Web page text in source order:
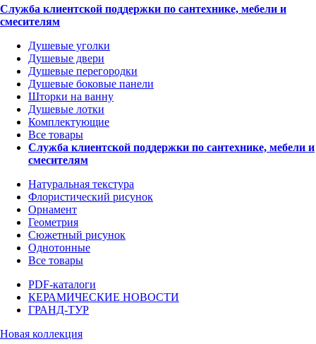
Служба клиентской поддержки по сантехнике, мебели и
смесителям
Душевые уголки
Душевые двери
Душевые перегородки
Душевые боковые панели
Шторки на ванну
Душевые лотки
Комплектующие
Все товары
Служба клиентской поддержки по сантехнике, мебели и
смесителям
Натуральная текстура
Флористический рисунок
Орнамент
Геометрия
Сюжетный рисунок
Однотонные
Все товары
PDF-каталоги
КЕРАМИЧЕСКИЕ НОВОСТИ
ГРАНД-ТУР
Новая коллекция